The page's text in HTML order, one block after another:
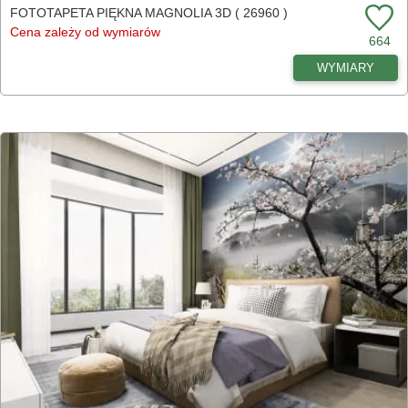
FOTOTAPETA PIĘKNA MAGNOLIA 3D ( 26960 )
Cena zależy od wymiarów
664
WYMIARY